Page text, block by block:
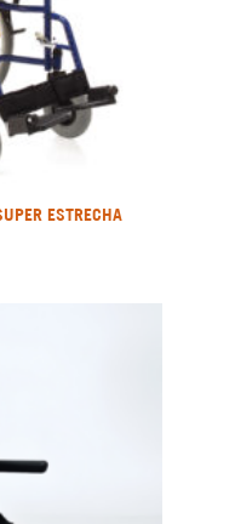
ESTRECHA